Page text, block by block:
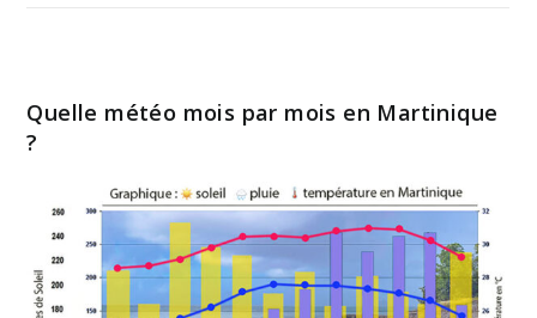
Quelle météo mois par mois en Martinique
?